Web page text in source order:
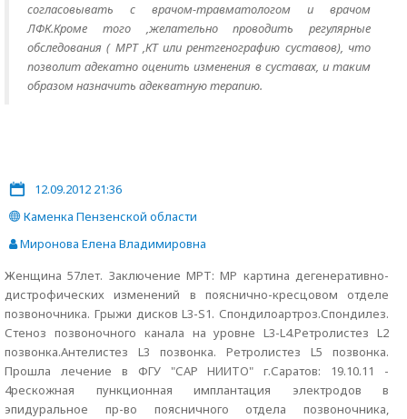
согласовывать с врачом-травматологом и врачом
ЛФК.Кроме того ,желательно проводить регулярные
обследования ( МРТ ,КТ или рентгенографию суставов), что
позволит адекатно оценить изменения в суставах, и таким
образом назначить адекватную терапию.
12.09.2012 21:36
Каменка Пензенской области
Миронова Елена Владимировна
Женщина 57лет. Заключение МРТ: МР картина дегенеративно-
дистрофических изменений в пояснично-кресцовом отделе
позвоночника. Грыжи дисков L3-S1. Спондилоартроз.Спондилез.
Стеноз позвоночного канала на уровне L3-L4.Ретролистез L2
позвонка.Антелистез L3 позвонка. Ретролистез L5 позвонка.
Прошла лечение в ФГУ "САР НИИТО" г.Саратов: 19.10.11 -
4рескожная пункционная имплантация электродов в
эпидуральное пр-во поясничного отдела позвоночника,